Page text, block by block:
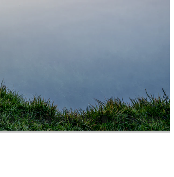
몇 주 안에 움직이는 서비스를 직접 보고 싶었